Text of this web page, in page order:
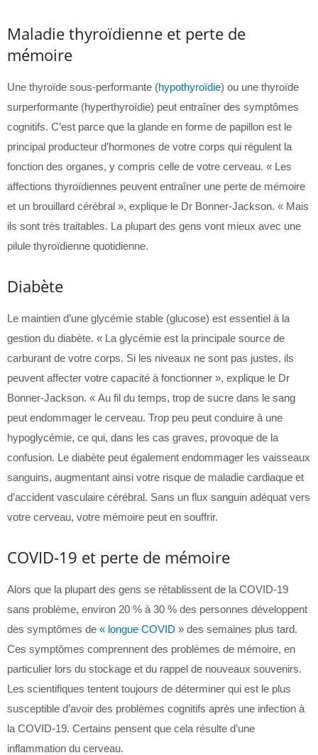
Maladie thyroïdienne et perte de
mémoire
Une thyroïde sous-performante (hypothyroïdie) ou une thyroïde
surperformante (hyperthyroïdie) peut entraîner des symptômes
cognitifs. C’est parce que la glande en forme de papillon est le
principal producteur d’hormones de votre corps qui régulent la
fonction des organes, y compris celle de votre cerveau. « Les
affections thyroïdiennes peuvent entraîner une perte de mémoire
et un brouillard cérébral », explique le Dr Bonner-Jackson. « Mais
ils sont très traitables. La plupart des gens vont mieux avec une
pilule thyroïdienne quotidienne.
Diabète
Le maintien d’une glycémie stable (glucose) est essentiel à la
gestion du diabète. « La glycémie est la principale source de
carburant de votre corps. Si les niveaux ne sont pas justes, ils
peuvent affecter votre capacité à fonctionner », explique le Dr
Bonner-Jackson. « Au fil du temps, trop de sucre dans le sang
peut endommager le cerveau. Trop peu peut conduire à une
hypoglycémie, ce qui, dans les cas graves, provoque de la
confusion. Le diabète peut également endommager les vaisseaux
sanguins, augmentant ainsi votre risque de maladie cardiaque et
d’accident vasculaire cérébral. Sans un flux sanguin adéquat vers
votre cerveau, votre mémoire peut en souffrir.
COVID-19 et perte de mémoire
Alors que la plupart des gens se rétablissent de la COVID-19
sans problème, environ 20 % à 30 % des personnes développent
des symptômes de « longue COVID » des semaines plus tard.
Ces symptômes comprennent des problèmes de mémoire, en
particulier lors du stockage et du rappel de nouveaux souvenirs.
Les scientifiques tentent toujours de déterminer qui est le plus
susceptible d’avoir des problèmes cognitifs après une infection à
la COVID-19. Certains pensent que cela résulte d’une
inflammation du cerveau.